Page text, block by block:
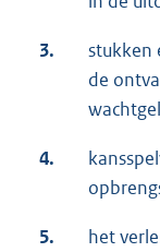
3.
stukken
de
4.
5.
het